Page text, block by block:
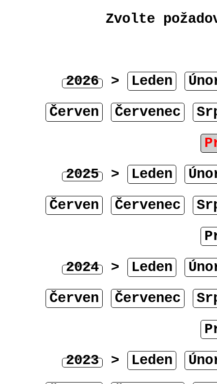
Zvolte
2026 > Leden
Červen
Červenec
2025 > Leden
Červen
Červenec
2024 > Leden
Červen
Červenec
2023 > Leden